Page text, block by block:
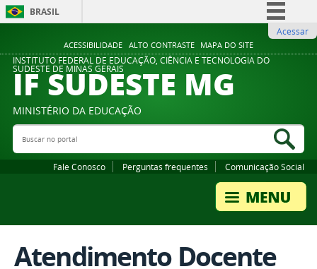
ACESSIBILIDADE ALTO CONTRASTE MAPA DO SITE
BRASIL
Comunica BR
Participe
Legislação
Acessar
INSTITUTO FEDERAL DE EDUCAÇÃO, CIÊNCIA E TECNOLOGIA DO
SUDESTE DE MINAS GERAIS
IF SUDESTE MG
MINISTÉRIO DA EDUCAÇÃO
Buscar no portal
Fale Conosco Perguntas frequentes Comunicação Social
Atendimento Docente